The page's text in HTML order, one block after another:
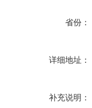
省份：
详细地址：
补充说明：